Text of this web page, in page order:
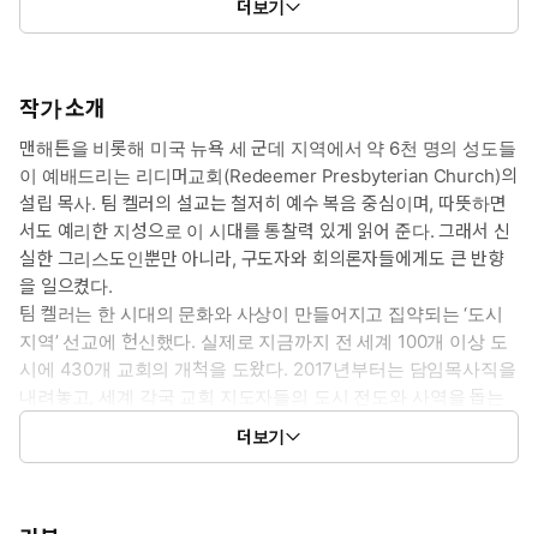
자신을 “죄인 중의 괴수”로 여기지만, 놀랍게도 자기 확신으로 가득
으로부터 온전히 자유롭다. 바울이 이런 복된 자유를 누릴 수 있는
역설하듯이, 그가 예수 그리스도를 통해 이미 모든 평가와 판결을 받
았기 때문에 이 사실을 근거로 참된 자유를 누릴 수 있다고 말한다.
또한 우리도 바울처럼 궁극의 유일한 심판자이신 하나님의 “사랑받
는 아들”로서 온전한 자유와 기쁨을 누릴 수 있다고 강조하고 이를
독려한다. 작지만 복음의 핵심이 담긴, 켈러 특유의 깊고 강력한 설
교를 맛볼 수 있는 귀한 책이 될 것이다.
인간의 본성적 상태는 교만입니다. 지나치게 부풀어 올라 터지기 일
보 직전입니다. 하나님 없이 스스로 살아갈 수 있고, 하나님 외에도
삶의 목적을 삼을 만한 것이 있다는 환상으로 부풀어 있습니다. 그런
데 정작 그 속은 텅 비어 있습니다. 부풀어 있는 상태를 유지하려고
안간힘을 씁니다. 사람들의 인정과 관심을 얻으려고 늘 분주합니다.
더보기
작가 소개
맨해튼을 비롯해 미국 뉴욕 세 군데 지역에서 약 6천 명의 성도들
이 예배드리는 리디머교회(Redeemer Presbyterian Church)의
설립 목사. 팀 켈러의 설교는 철저히 예수 복음 중심이며, 따뜻하면
서도 예리한 지성으로 이 시대를 통찰력 있게 읽어 준다. 그래서 신
실한 그리스도인뿐만 아니라, 구도자와 회의론자들에게도 큰 반향
을 일으켰다.
팀 켈러는 한 시대의 문화와 사상이 만들어지고 집약되는 ‘도시
지역’ 선교에 헌신했다. 실제로 지금까지 전 세계 100개 이상 도
시에 430개 교회의 개척을 도왔다. 2017년부터는 담임목사직을
내려놓고, 세계 각국 교회 지도자들의 도시 전도와 사역을 돕는
단체인 CTC(City to City)에서 섬기고 있다.
펜실베이니아주에서 태어나 자랐고, 버크넬대학교(Bucknell
더보기